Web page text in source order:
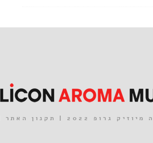
גרופ 2022 | תקנון האתר